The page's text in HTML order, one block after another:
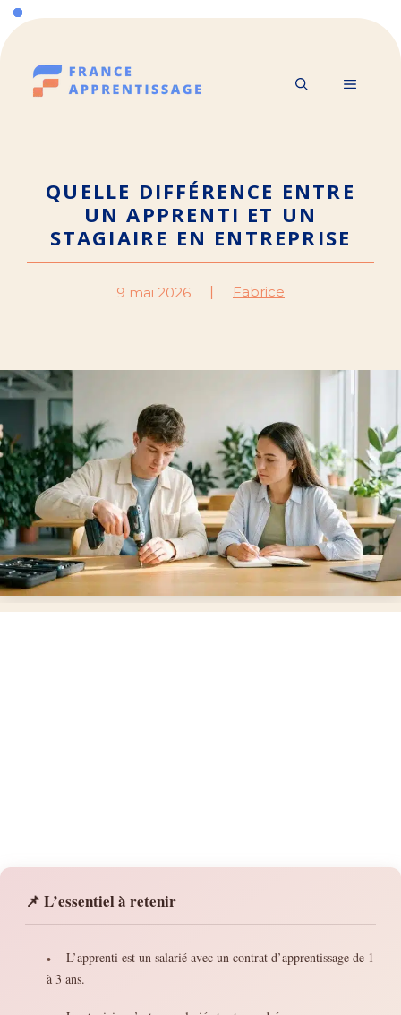
Aller
au
contenu
MENU
QUELLE DIFFÉRENCE ENTRE
UN APPRENTI ET UN
STAGIAIRE EN ENTREPRISE
9 mai 2026 Fabrice
📌 L’essentiel à retenir
•
L’apprenti est un salarié avec un contrat d’apprentissage de 1
à 3 ans.